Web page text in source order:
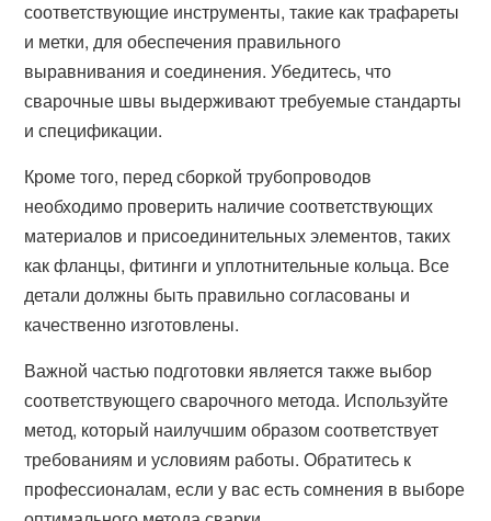
соответствующие инструменты, такие как трафареты
и метки, для обеспечения правильного
выравнивания и соединения. Убедитесь, что
сварочные швы выдерживают требуемые стандарты
и спецификации.
Кроме того, перед сборкой трубопроводов
необходимо проверить наличие соответствующих
материалов и присоединительных элементов, таких
как фланцы, фитинги и уплотнительные кольца. Все
детали должны быть правильно согласованы и
качественно изготовлены.
Важной частью подготовки является также выбор
соответствующего сварочного метода. Используйте
метод, который наилучшим образом соответствует
требованиям и условиям работы. Обратитесь к
профессионалам, если у вас есть сомнения в выборе